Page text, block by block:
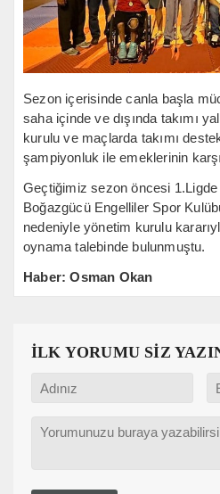
Sezon içerisinde canla başla
saha içinde ve dışında takımı
kurulu ve maçlarda takımı
şampiyonluk ile emeklerinin
Geçtiğimiz sezon öncesi
Boğazgücü Engelliler Spor
nedeniyle yönetim kurulu
oynama talebinde bulunmuştu.
Haber: Osman Okan
İLK YORUMU SİZ